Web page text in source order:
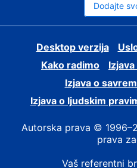
Dodajte
Desktop verzija
Kako radimo
Izjava o
Izjava o ljudskim
Autorska prava ©
prava
Vaš referentni